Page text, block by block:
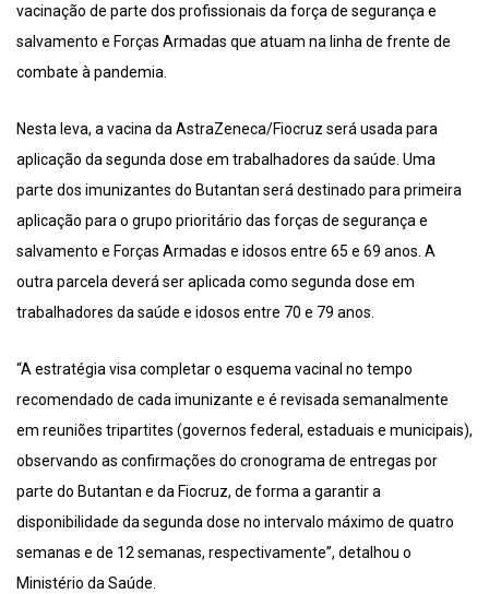
vacinação de parte dos profissionais da força de segurança e
salvamento e Forças Armadas que atuam na linha de frente de
combate à pandemia.
Nesta leva, a vacina da AstraZeneca/Fiocruz será usada para
aplicação da segunda dose em trabalhadores da saúde. Uma
parte dos imunizantes do Butantan será destinado para primeira
aplicação para o grupo prioritário das forças de segurança e
salvamento e Forças Armadas e idosos entre 65 e 69 anos. A
outra parcela deverá ser aplicada como segunda dose em
trabalhadores da saúde e idosos entre 70 e 79 anos.
“A estratégia visa completar o esquema vacinal no tempo
recomendado de cada imunizante e é revisada semanalmente
em reuniões tripartites (governos federal, estaduais e municipais),
observando as confirmações do cronograma de entregas por
parte do Butantan e da Fiocruz, de forma a garantir a
disponibilidade da segunda dose no intervalo máximo de quatro
semanas e de 12 semanas, respectivamente”, detalhou o
Ministério da Saúde.